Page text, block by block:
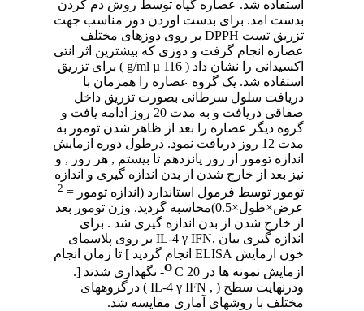
استفاده شد. عصاره گیاه توسط روش دم کردن
بدست امد. برای بدست اوردن دوز مناسب جهت
تزریق تست DPPH بر روی دوزهای مختلف
عصاره انجام گرفت و دوزی که بیشترین اثر انتی
اکسیدانی را نشان داد ( g/ml µ 116 ) برای تزریق
استفاده شد. یک گروه عصاره را همزمان با
دریافت سلول سرطانی بصورت تزریق داخل
صفاقی دریافت و به مدت 20 روز ادامه یافت و
گروه دیگر عصاره را بعد از ظاهر شدن تومور به
مدت 12 روز دریافت نمود. درطول دوره ازمایش
اندازه تومور از روز پانزدهم تا بیستم , هر روز , و
نیز بعد از خارج شدن از بدن اندازه گیری و اندازه
تومور توسط فرمول استاندارد (اندازه تومور =2
عرض×طول×0.5)محاسبه گردید. وزن تومور بعد
از خارج شدن از بدن اندازه گیری شد . برای
اندازه گیری بیان ,IL-4 γ IFN بر روی پلاسمای
خون ازمایش ELISA
انجام گردید ] تا زمان انجام
ازمایش نمونه ها در
O C 20- نگهداری شدند [.
ودرنهایت سطح ( , IL-4 γ IFN ) درگروههای
مختلف با روشهای آماری مقایسه شد.